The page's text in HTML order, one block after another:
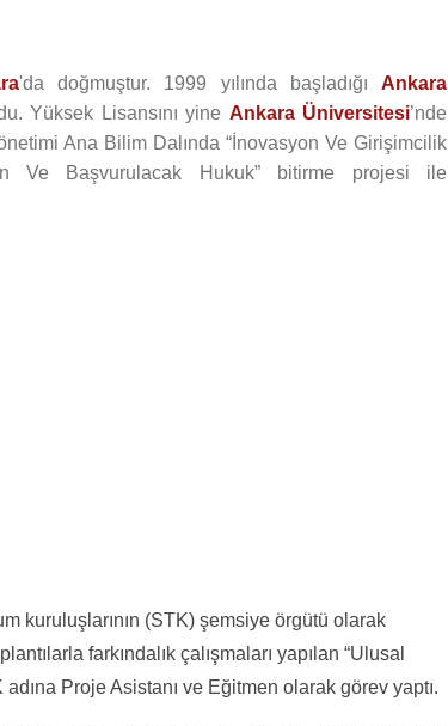
'da doğmuştur. 1999 yılında başladığı Ankara
Yüksek Lisansını yine Ankara Üniversitesi’nde
Ana Bilim Dalında “İnovasyon Ve Girişimcilik
Ve Başvurulacak Hukuk” bitirme projesi ile
kuruluşlarının (STK) şemsiye örgütü olarak
farkındalık çalışmaları yapılan “Ulusal
Proje Asistanı ve Eğitmen olarak görev yaptı.